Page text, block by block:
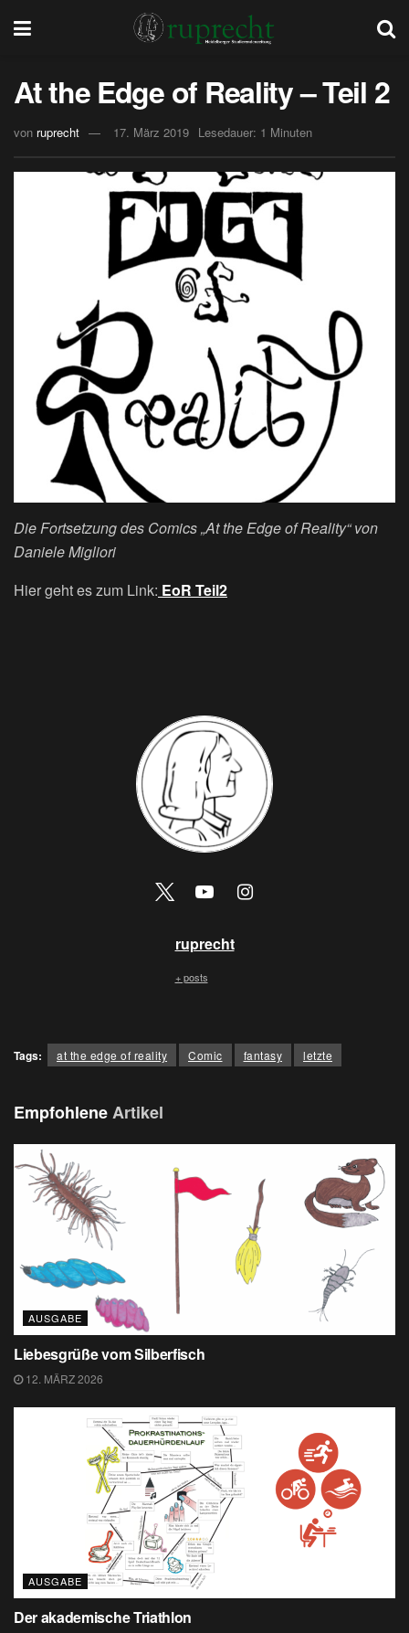
At the Edge of Reality – Teil 2
von ruprecht 17. März 2019 Lesedauer: 1 Minuten
Die Fortsetzung des Comics „At the Edge of Reality“ von
Daniele Migliori
Hier geht es zum Link: EoR Teil2
ruprecht
+ posts
Tags: at the edge of reality Comic fantasy letzte
EmpfohleneArtikel
AUSGABE
Liebesgrüße vom Silberfisch
12. MÄRZ 2026
AUSGABE
Der akademische Triathlon